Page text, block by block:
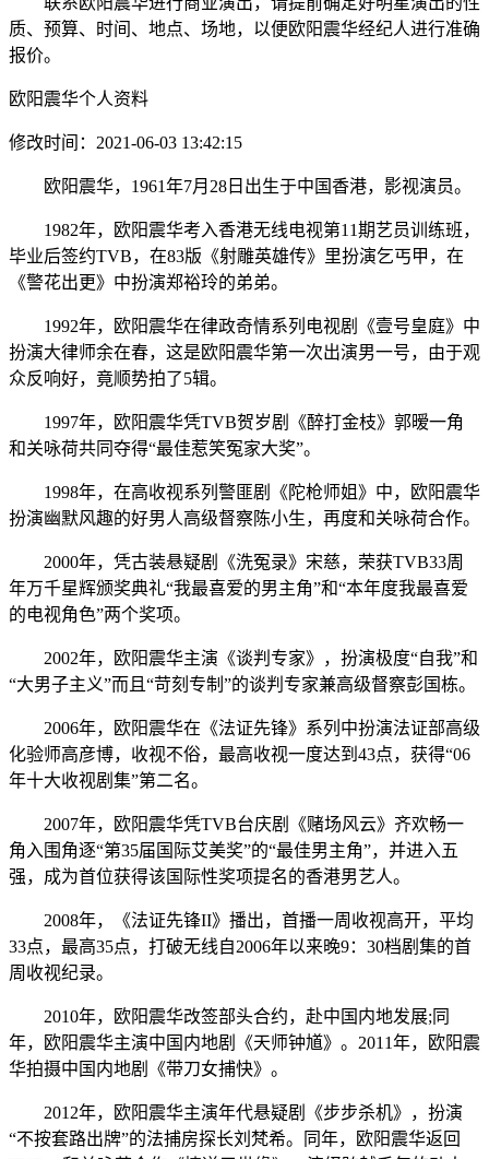
质、预算、时间、地点、场地，以便欧阳震华经纪人进行准确
报价。
欧阳震华个人资料
修改时间：2021-06-03 13:42:15
欧阳震华，1961年7月28日出生于中国香港，影视演员。
1982年，欧阳震华考入香港无线电视第11期艺员训练班，
毕业后签约TVB，在83版《射雕英雄传》里扮演乞丐甲，在
《警花出更》中扮演郑裕玲的弟弟。
1992年，欧阳震华在律政奇情系列电视剧《壹号皇庭》中
扮演大律师余在春，这是欧阳震华第一次出演男一号，由于观
众反响好，竟顺势拍了5辑。
1997年，欧阳震华凭TVB贺岁剧《醉打金枝》郭暧一角
和关咏荷共同夺得“最佳惹笑冤家大奖”。
1998年，在高收视系列警匪剧《陀枪师姐》中，欧阳震华
扮演幽默风趣的好男人高级督察陈小生，再度和关咏荷合作。
2000年，凭古装悬疑剧《洗冤录》宋慈，荣获TVB33周
年万千星辉颁奖典礼“我最喜爱的男主角”和“本年度我最喜爱
的电视角色”两个奖项。
2002年，欧阳震华主演《谈判专家》，扮演极度“自我”和
“大男子主义”而且“苛刻专制”的谈判专家兼高级督察彭国栋。
2006年，欧阳震华在《法证先锋》系列中扮演法证部高级
化验师高彦博，收视不俗，最高收视一度达到43点，获得“06
年十大收视剧集”第二名。
2007年，欧阳震华凭TVB台庆剧《赌场风云》齐欢畅一
角入围角逐“第35届国际艾美奖”的“最佳男主角”，并进入五
强，成为首位获得该国际性奖项提名的香港男艺人。
2008年，《法证先锋II》播出，首播一周收视高开，平均
33点，最高35点，打破无线自2006年以来晚9：30档剧集的首
周收视纪录。
2010年，欧阳震华改签部头合约，赴中国内地发展;同
年，欧阳震华主演中国内地剧《天师钟馗》。2011年，欧阳震
华拍摄中国内地剧《带刀女捕快》。
2012年，欧阳震华主演年代悬疑剧《步步杀机》，扮演
“不按套路出牌”的法捕房探长刘梵希。同年，欧阳震华返回